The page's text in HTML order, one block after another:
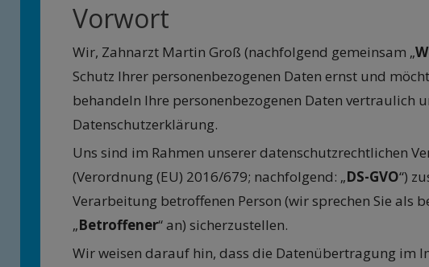
Vorwort
Wir, Zahnarzt Martin Groß (nachfolgend gemeinsam „
Schutz Ihrer personenbezogenen Daten ernst und
behandeln Ihre personenbezogenen Daten vertraulich
Datenschutzerklärung.
Uns sind im Rahmen unserer datenschutzrechtlichen
(Verordnung (EU) 2016/679; nachfolgend: „DS-GVO“)
Verarbeitung betroffenen Person (wir sprechen Sie als
„Betroffener“ an) sicherzustellen.
Wir weisen darauf hin, dass die Datenübertragung im